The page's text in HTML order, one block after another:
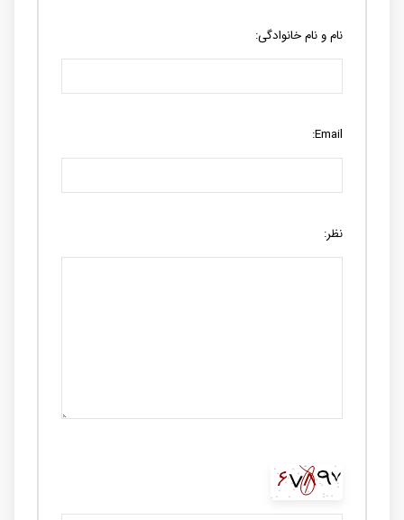
نام و نام خانوادگی:
Email:
نظر: